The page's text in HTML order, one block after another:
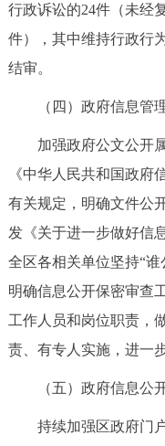
多语种
ESPAÑOL
ITALIANO
行政诉讼的24件（未经
件），其中维持行政行
结审。
（四）政府信息管
加强政府公文公开属
《中华人民共和国政府
有关规定，明确文件公
发《关于进一步做好信
全区各相关单位坚持“谁
明确信息公开保密审查
工作人员和岗位职责，
责、有专人实施，进一
（五）政府信息公
持续加强区政府门户